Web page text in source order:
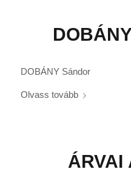
DOBÁNY Sándor
Olvass tovább
ÁRVAI